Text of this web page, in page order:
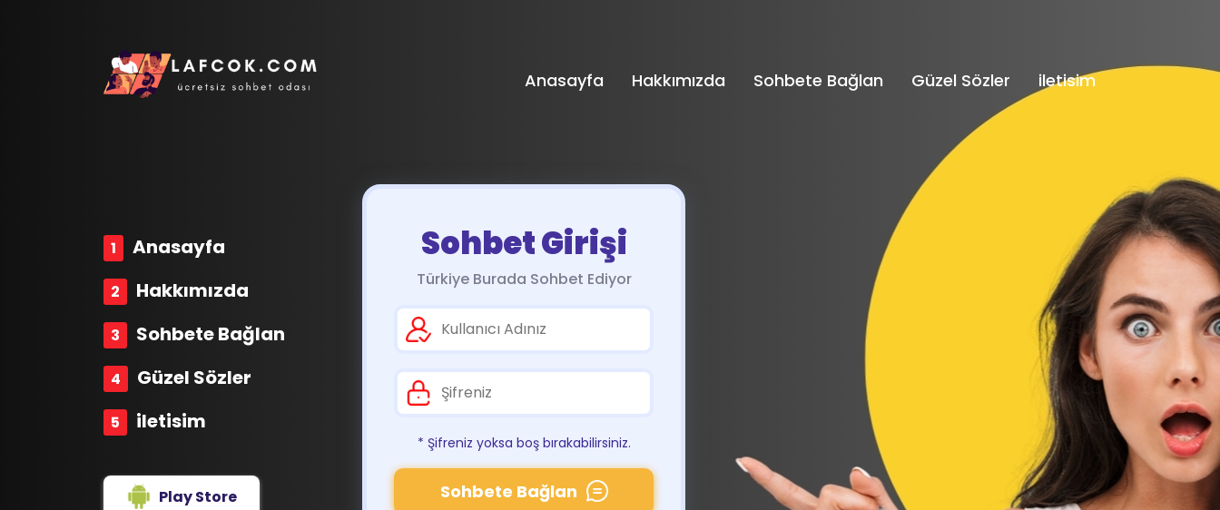
Anasayfa Hakkımızda Sohbete Bağlan Güzel Sözler iletisim
Anasayfa
Hakkımızda
Sohbete Bağlan
Güzel Sözler
iletisim
Play Store
Sohbet Girişi
Türkiye Burada Sohbet Ediyor
* Şifreniz yoksa boş bırakabilirsiniz.
Sohbete Bağlan